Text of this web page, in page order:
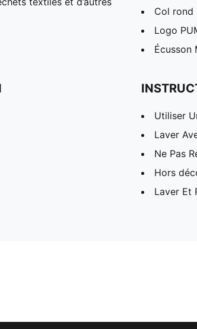
Col rond
Logo
Écusson
Utiliser
Laver
Ne Pas
Hors
Laver Et